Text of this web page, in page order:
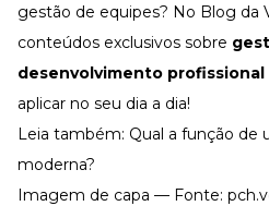
gestão de equipes? No Blog da
conteúdos exclusivos sobre
desenvolvimento
aplicar no seu dia a dia!
Leia também: Qual a função de
moderna?
Imagem de capa — Fonte: